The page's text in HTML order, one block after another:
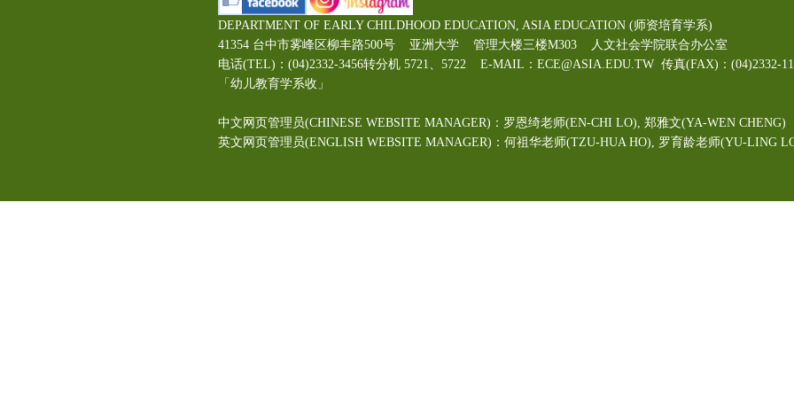
DEPARTMENT OF EARLY CHILDHOOD EDUCATION, ASIA EDUCATION (师资培育学系)
41354 台中市雾峰区柳丰路500号 亚洲大学 管理大楼三楼M303 人文社会学院联合办公室
电话(TEL)：(04)2332-3456转分机 5721、5722 E-MAIL：ECE@ASIA.EDU.TW 传真(FAX)：(04)2332-
「幼儿教育学系收」
中文网页管理员(CHINESE WEBSITE MANAGER)：罗恩绮老师(EN-CHI LO), 郑雅文(YA-WEN CHENG)
英文网页管理员(ENGLISH WEBSITE MANAGER)：何祖华老师(TZU-HUA HO), 罗育龄老师(YU-LING